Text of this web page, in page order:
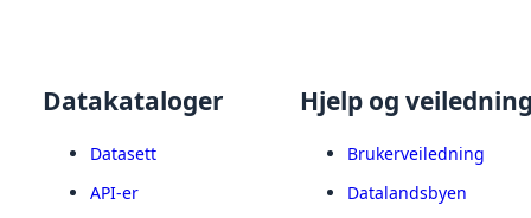
Datakataloger
Datasett
API-er
Hjelp og
Brukerveiledning
Datalandsbyen